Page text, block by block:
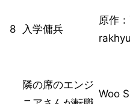
8 入学傭兵
原作
隣の席のエンジ
Woo